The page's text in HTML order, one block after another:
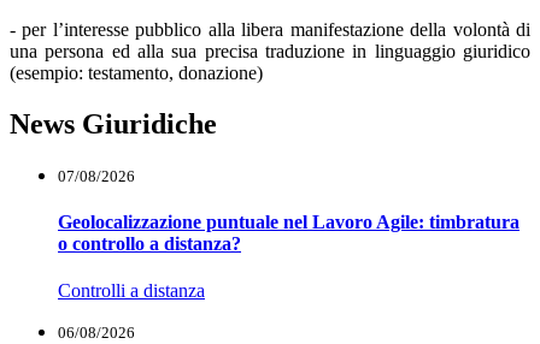
- per l’interesse pubblico alla libera manifestazione della volontà di
una persona ed alla sua precisa traduzione in linguaggio giuridico
(esempio: testamento, donazione)
News Giuridiche
07/08/2026
Geolocalizzazione puntuale nel Lavoro Agile: timbratura
o controllo a distanza?
Controlli a distanza
06/08/2026